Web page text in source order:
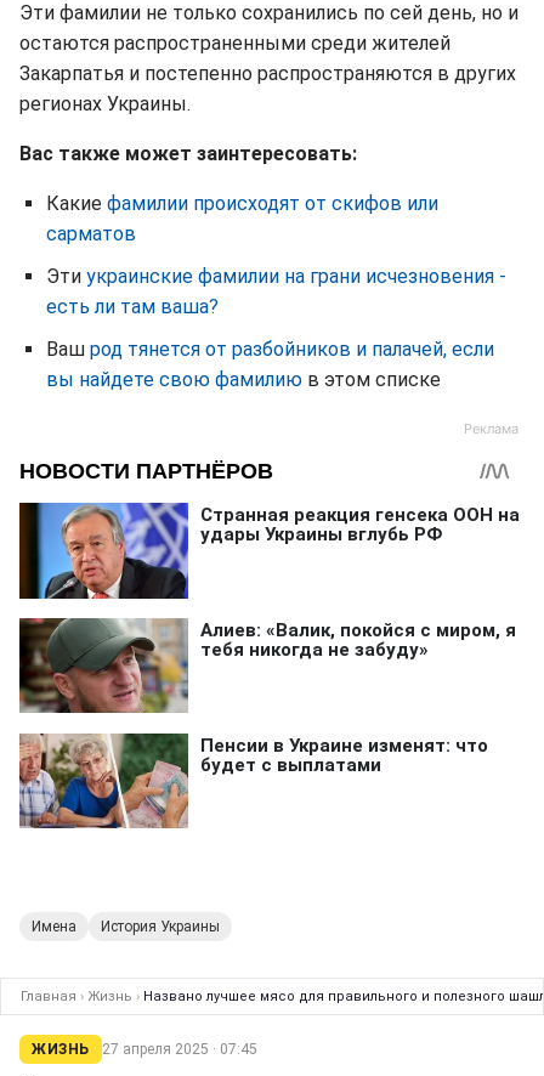
Эти фамилии не только сохранились по сей день, но и
остаются распространенными среди жителей
Закарпатья и постепенно распространяются в других
регионах Украины.
Вас также может заинтересовать:
Какие фамилии происходят от скифов или
сарматов
Эти украинские фамилии на грани исчезновения -
есть ли там ваша?
Ваш род тянется от разбойников и палачей, если
вы найдете свою фамилию в этом списке
Имена История Украины
Главная › Жизнь › Названо лучшее мясо для правильного и полезного
ЖИЗНЬ 27 апреля 2025 · 07:45